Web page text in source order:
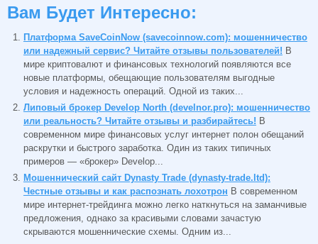
Вам Будет Интересно:
Платформа SaveCoinNow (savecoinnow.com): мошенничество
или надежный сервис? Читайте отзывы пользователей! В
мире криптовалют и финансовых технологий появляются все
новые платформы, обещающие пользователям выгодные
условия и надежность операций. Одной из таких...
Липовый брокер Develop North (develnor.pro): мошенничество
или реальность? Читайте отзывы и разбирайтесь! В
современном мире финансовых услуг интернет полон обещаний
раскрутки и быстрого заработка. Один из таких типичных
примеров — «брокер» Develop...
Мошеннический сайт Dynasty Trade (dynasty-trade.ltd):
Честные отзывы и как распознать лохотрон В современном
мире интернет-трейдинга можно легко наткнуться на заманчивые
предложения, однако за красивыми словами зачастую
скрываются мошеннические схемы. Одним из...